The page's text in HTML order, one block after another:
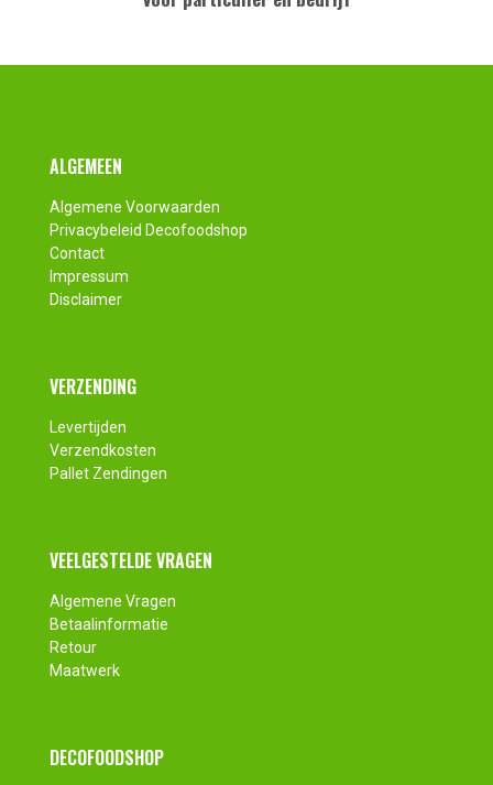
Footer
ALGEMEEN
Algemene Voorwaarden
Privacybeleid Decofoodshop
Contact
Impressum
Disclaimer
VERZENDING
Levertijden
Verzendkosten
Pallet Zendingen
VEELGESTELDE VRAGEN
Algemene Vragen
Betaalinformatie
Retour
Maatwerk
DECOFOODSHOP